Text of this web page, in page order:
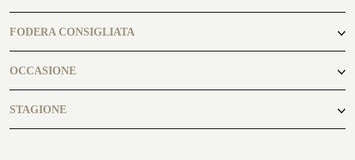
GLI ATELIER
nero
FODERA CONSIGLIATA
Fanp 012
OCCASIONE
casual
STAGIONE